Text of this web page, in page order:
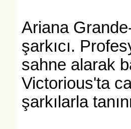
Ariana
şarkıcı.
sahne alarak
Victorious'ta
şarkılarla